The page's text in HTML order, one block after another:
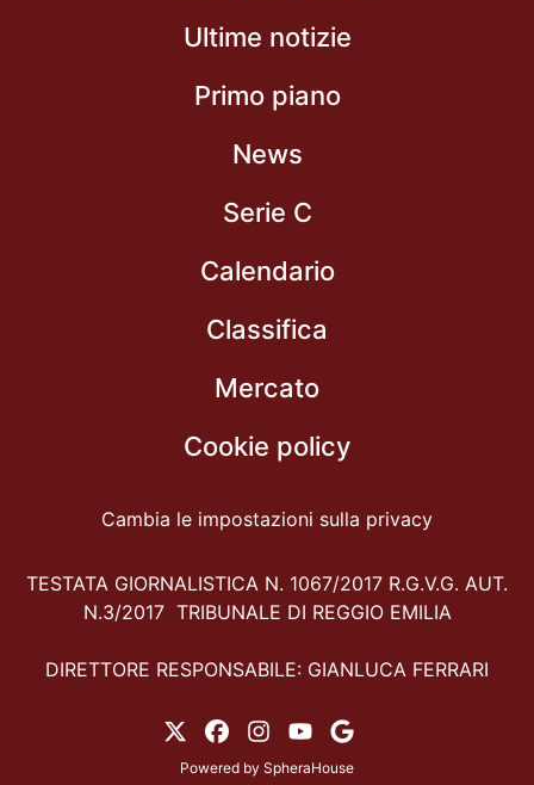
Ultime notizie
Primo piano
News
Serie C
Calendario
Classifica
Mercato
Cookie policy
Cambia le impostazioni sulla privacy
TESTATA GIORNALISTICA N. 1067/2017 R.G.V.G. AUT.
N.3/2017 TRIBUNALE DI REGGIO EMILIA
DIRETTORE RESPONSABILE: GIANLUCA FERRARI
Powered by SpheraHouse